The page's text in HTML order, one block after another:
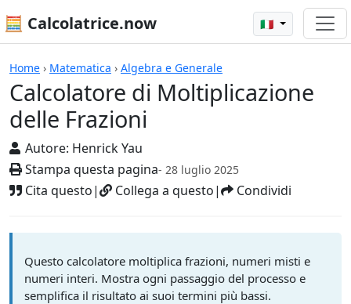
🧮 Calcolatrice.now 🇮🇹
Home › Matematica › Algebra e Generale
Calcolatore di Moltiplicazione
delle Frazioni
Autore: Henrick Yau
Stampa questa pagina- 28 luglio 2025
Cita questo| Collega a questo| Condividi
Calcolatrici
Questo calcolatore moltiplica frazioni, numeri misti e
numeri interi. Mostra ogni passaggio del processo e
semplifica il risultato ai suoi termini più bassi.